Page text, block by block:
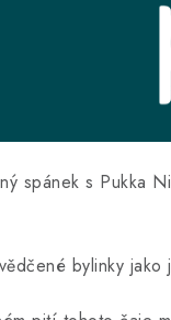
spánek s Pukka
bylinky